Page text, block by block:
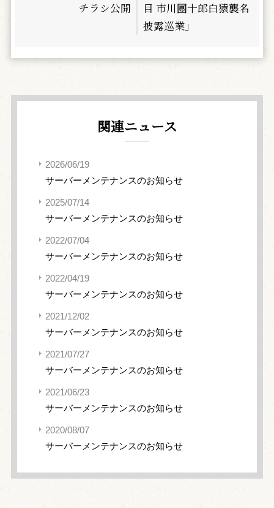
チラシ公開
目 市川團十郎白猿襲名
披露巡業」
関連ニュース
2026/06/19
サーバーメンテナンスのお知らせ
2025/07/14
サーバーメンテナンスのお知らせ
2022/07/04
サーバーメンテナンスのお知らせ
2022/04/19
サーバーメンテナンスのお知らせ
2021/12/02
サーバーメンテナンスのお知らせ
2021/07/27
サーバーメンテナンスのお知らせ
2021/06/23
サーバーメンテナンスのお知らせ
2020/08/07
サーバーメンテナンスのお知らせ